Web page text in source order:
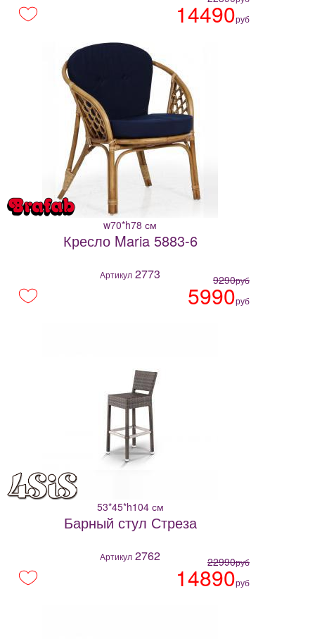
14490руб
w70*h78 см
Кресло Maria 5883-6
Артикул 2773 9290руб
5990руб
53*45*h104 см
Барный стул Стреза
Артикул 2762 22990руб
14890руб